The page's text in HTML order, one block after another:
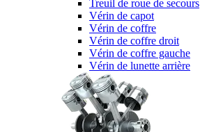
Treuil de roue de secours
Vérin de capot
Vérin de coffre
Vérin de coffre droit
Vérin de coffre gauche
Vérin de lunette arrière